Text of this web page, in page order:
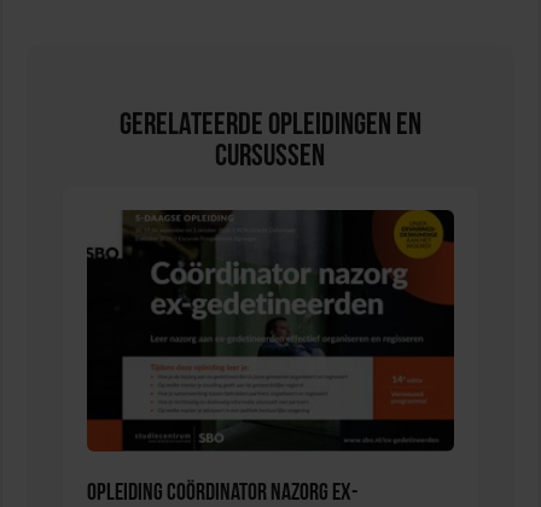
Gerelateerde Opleidingen en
Cursussen
Opleiding Coördinator nazorg ex-